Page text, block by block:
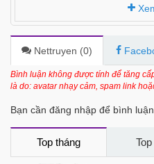
Chapter 6
Chapter 5
Chapter 4
Chapter 1
Nettruyen (0)
Bình luận không được tính để tăng
là do: avatar nhạy cảm, spam link
Bạn cần đăng nhập để bình luận
Top tháng